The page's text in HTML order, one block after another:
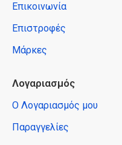
Επικοινωνία
Επιστροφές
Μάρκες
Λογαριασμός
Ο Λογαριασμός μου
Παραγγελίες